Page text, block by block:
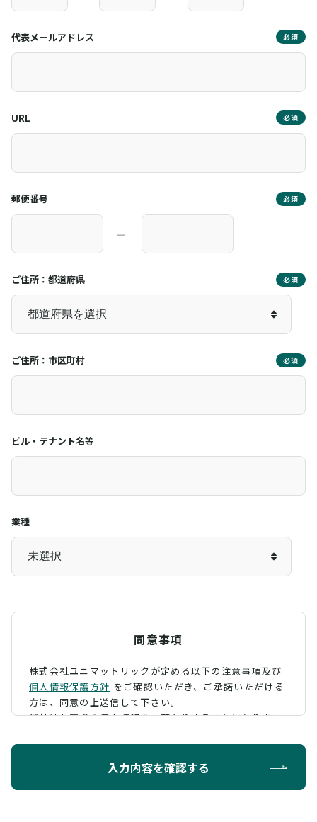
代表メールアドレス 必須
URL 必須
郵便番号 必須
―
ご住所：都道府県 必須
ご住所：市区町村 必須
ビル・テナント名等
業種
同意事項
株式会社ユニマットリックが定める以下の注意事項及び
個人情報保護方針 をご確認いただき、 ご承諾いただける
方は、同意の上送信して下さい。
弊社はお客様の個人情報をお預かりすることになります
ように定め、保護に努めております。
入力内容を確認する